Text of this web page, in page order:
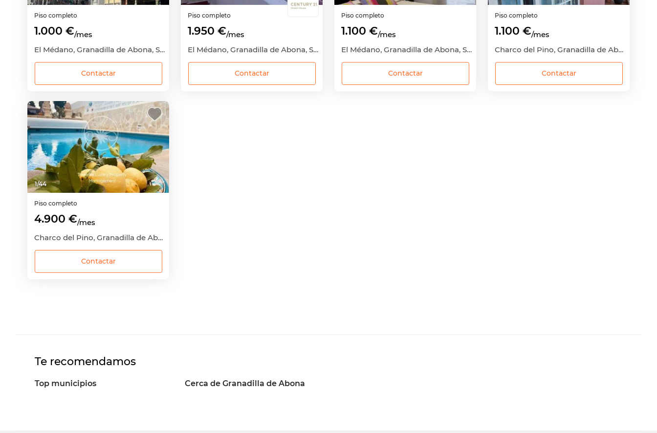
Piso completo
1.000 €/mes
El Médano, Granadilla de Abona, Santa Cruz de Tenerife
Contactar
Piso completo
1.950 €/mes
El Médano, Granadilla de Abona, Santa Cruz de Tenerife
Contactar
Piso completo
1.100 €/mes
El Médano, Granadilla de Abona, Santa Cruz de Tenerife
Contactar
Piso completo
1.100 €/mes
Charco del Pino, Granadilla de Abona, Santa Cruz de Tenerife
Contactar
1/44
Piso completo
4.900 €/mes
Charco del Pino, Granadilla de Abona, Santa Cruz de Tenerife
Contactar
Te recomendamos
Top municipios Cerca de Granadilla de Abona